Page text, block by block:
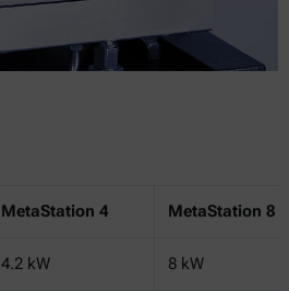
MetaStation 4 MetaStation 8
4.2 kW 8 kW